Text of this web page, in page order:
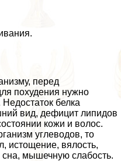
перед
похудения нужно
белка
вид, дефицит липидов
кожи и волос.
углеводов, то
истощение, вялость,
сна, мышечную слабость.